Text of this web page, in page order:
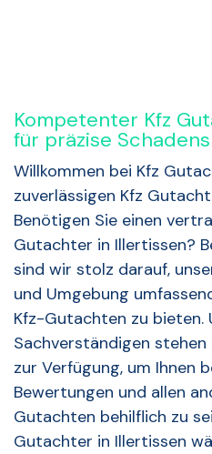
Kompetenter Kfz
für präzise
Willkommen bei Kfz
zuverlässigen Kfz
Benötigen Sie einen
Gutachter in Illertissen?
sind wir stolz darauf,
und Umgebung
Kfz-Gutachten zu bieten.
Sachverständigen stehen
zur Verfügung, um Ihnen
Bewertungen und allen
Gutachten behilflich zu
Gutachter in Illertissen